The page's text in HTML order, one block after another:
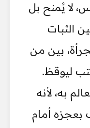
لا يُمنح بل
الثبات
بين من
ليوقظ.
به، لأنه
بعجزه أمام